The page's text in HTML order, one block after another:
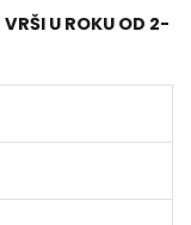
U ROKU OD 2-